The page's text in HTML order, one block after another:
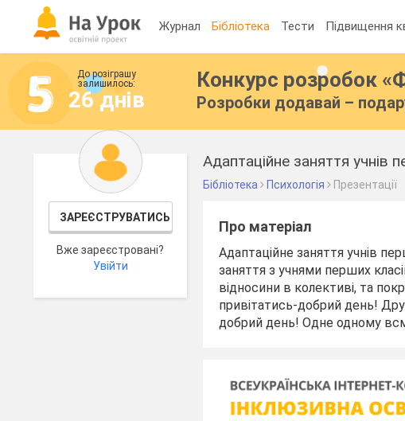
Журнал Бібліотека Тести Підвищення
До розіграшу
залишилось:
26 днів
Конкурс розробок
Розробки додавай –
ЗАРЕЄСТРУВАТИСЬ
Вже зареєстровані?
Увійти
Адаптаційне заняття учнів
Бібліотека Психологія Презентації
Про матеріал
Адаптаційне заняття учнів
заняття з учнями перших
відносини в колективі, та
привітатись-добрий день!
добрий день! Одне одному